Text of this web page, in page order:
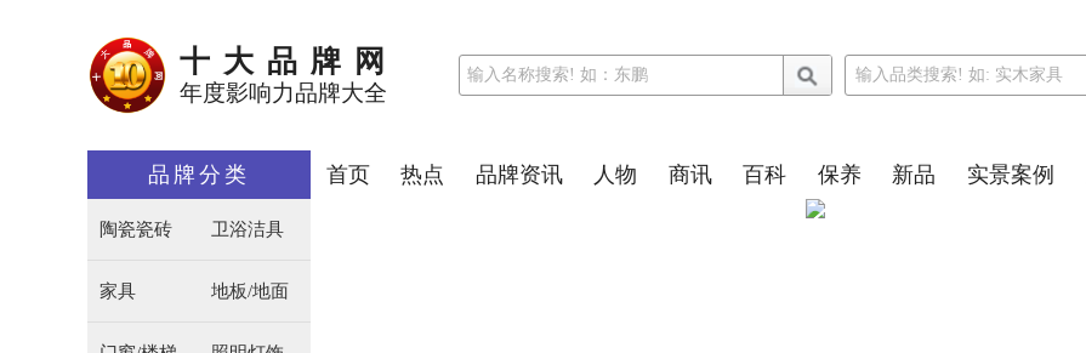
十大品牌网
年度影响力品牌大全
品牌分类
陶瓷瓷砖 卫浴洁具
家具 地板/地面
首页 热点 品牌资讯 人物 商讯 百科 保养 新品 实景案例